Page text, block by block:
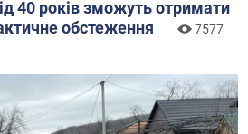
40 років зможуть отримати
обстеження
7577